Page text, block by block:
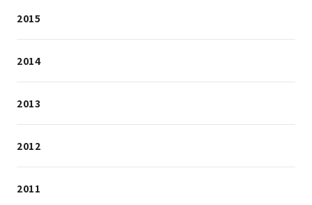
2015
2014
2013
2012
2011